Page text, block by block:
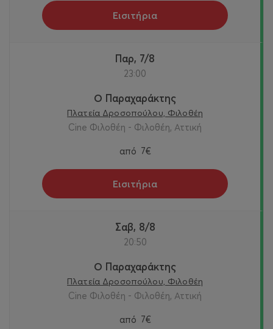
Εισιτήρια
Παρ, 7/8
23:00
Ο Παραχαράκτης
Πλατεία Δροσοπούλου, Φιλοθέη
Cine Φιλοθέη - Φιλοθέη, Αττική
από 7€
Εισιτήρια
Σαβ, 8/8
20:50
Ο Παραχαράκτης
Πλατεία Δροσοπούλου, Φιλοθέη
Cine Φιλοθέη - Φιλοθέη, Αττική
από 7€